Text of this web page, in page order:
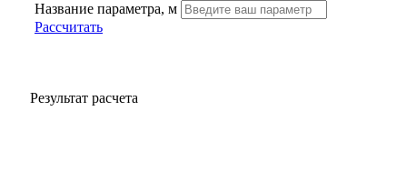
Название параметра, м
Рассчитать
Результат расчета